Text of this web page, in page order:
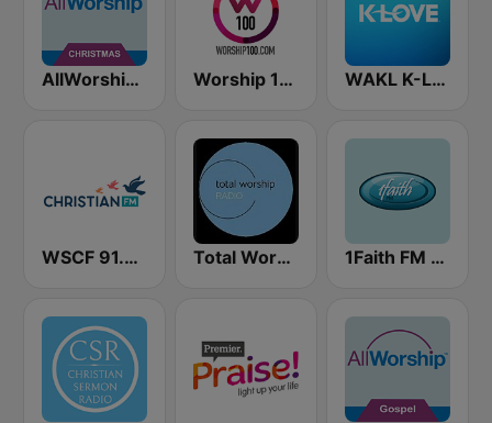
AllWorship Christmas Worship 100 WAKL K-Love
WSCF 91.9 Christian FM Total Worship 1Faith FM - Christian Worship